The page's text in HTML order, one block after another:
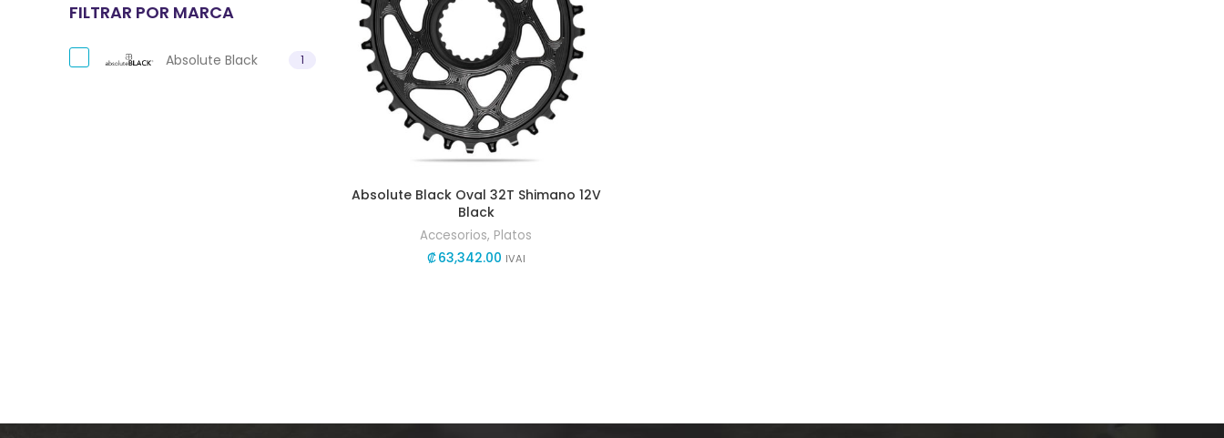
FILTRAR POR MARCA
Absolute Black 1
Absolute Black Oval 32T Shimano 12V
Black
Accesorios, Platos
₡63,342.00 IVAI